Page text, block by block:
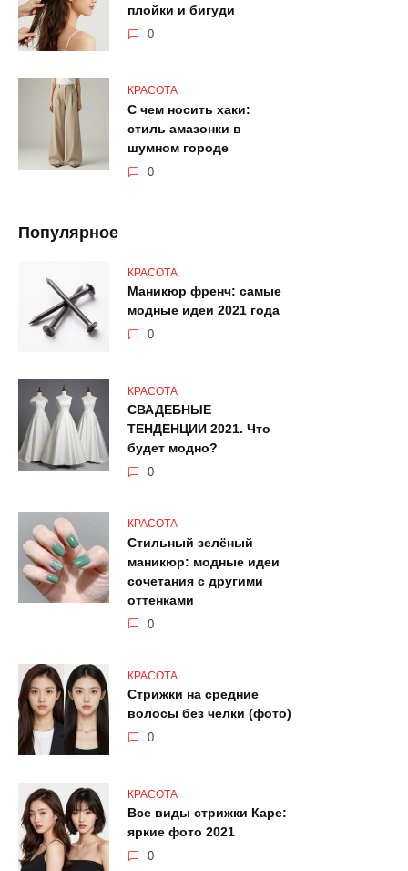
плойки и бигуди
0
КРАСОТА
С чем носить хаки:
стиль амазонки в
шумном городе
0
Популярное
КРАСОТА
Маникюр френч: самые
модные идеи 2021 года
0
КРАСОТА
СВАДЕБНЫЕ
ТЕНДЕНЦИИ 2021. Что
будет модно?
0
КРАСОТА
Стильный зелёный
маникюр: модные идеи
сочетания с другими
оттенками
0
КРАСОТА
Стрижки на средние
волосы без челки (фото)
0
КРАСОТА
Все виды стрижки Каре:
яркие фото 2021
0